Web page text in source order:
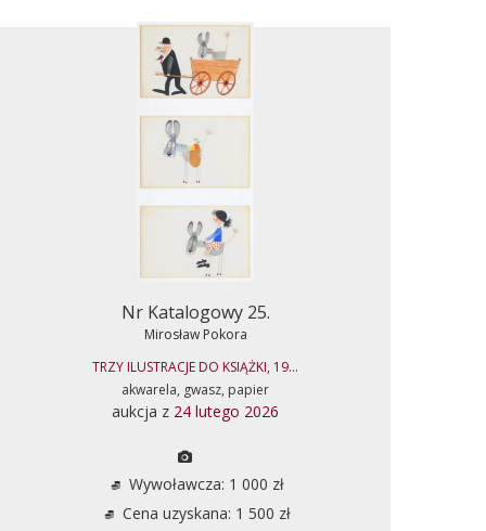
Nr Katalogowy 25.
Mirosław Pokora
TRZY ILUSTRACJE DO KSIĄŻKI, 19...
akwarela, gwasz, papier
aukcja z 24 lutego 2026
Wywoławcza: 1 000 zł
Cena uzyskana: 1 500 zł